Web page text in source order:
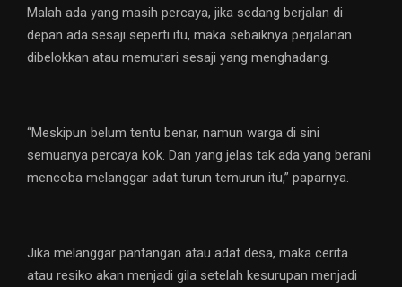
Malah ada yang masih percaya, jika sedang berjalan di
depan ada sesaji seperti itu, maka sebaiknya perjalanan
dibelokkan atau memutari sesaji yang menghadang.
“Meskipun belum tentu benar, namun warga di sini
semuanya percaya kok. Dan yang jelas tak ada yang berani
mencoba melanggar adat turun temurun itu,” paparnya.
Jika melanggar pantangan atau adat desa, maka cerita
atau resiko akan menjadi gila setelah kesurupan menjadi